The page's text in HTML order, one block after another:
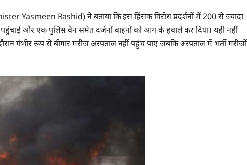
Yasmeen Rashid) ने बताया कि इस हिंसक विरोध प्रदर्शनों में 200 से ज्‍यादा
पहुंचाई और एक पुलिस वैन समेत दर्जनों वाहनों को आग के हवाले कर दिया। यही नहीं
गंभीर रूप से बीमार मरीज अस्‍पताल नहीं पहुंच पाए जबकि अस्‍पताल में भर्ती मरीजों